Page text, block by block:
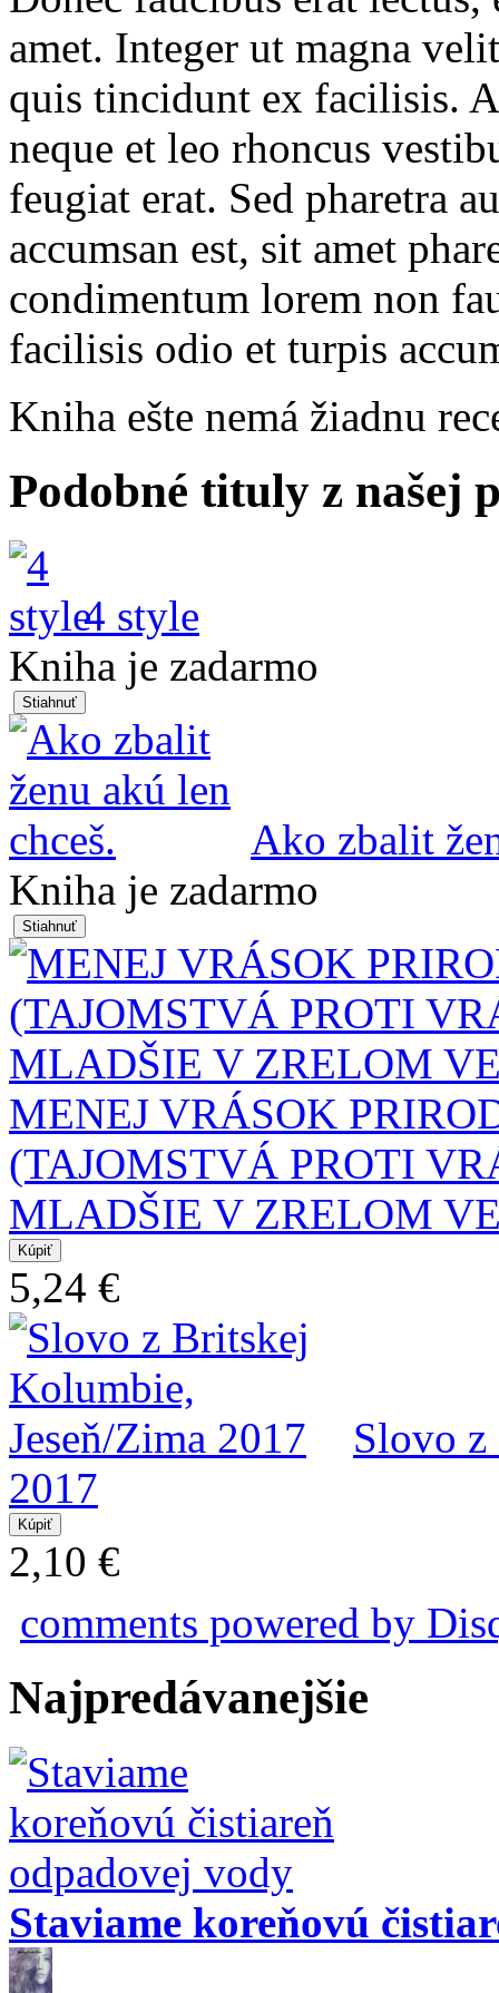
amet. Integer ut magna
quis tincidunt ex facilisis.
neque et leo rhoncus
feugiat erat. Sed pharetra
accumsan est, sit amet
condimentum lorem non
facilisis odio et turpis
Kniha ešte nemá žiadnu
Podobné tituly z našej
4 style
Kniha je zadarmo
Ako zbalit
Kniha je zadarmo
MENEJ VRÁSOK
(TAJOMSTVÁ PROTI
MLADŠIE V ZRELOM
5,24 €
Slovo
2017
2,10 €
comments powered by
Najpredávanejšie
Staviame koreňovú